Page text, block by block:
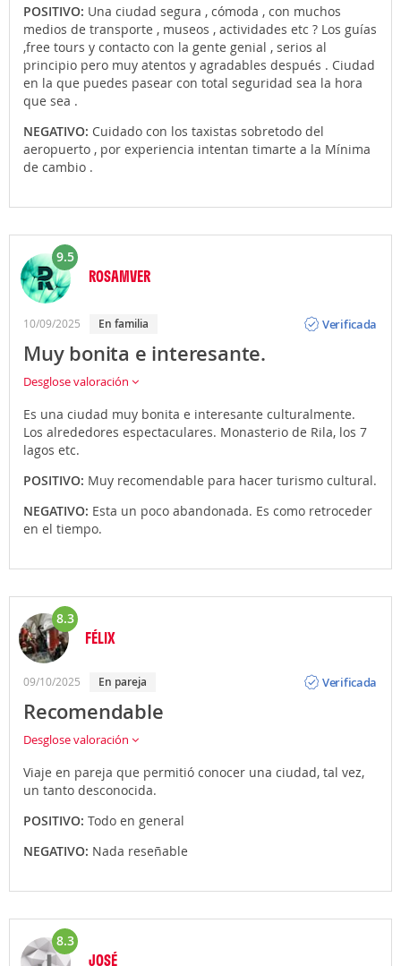
POSITIVO: Una ciudad segura , cómoda , con muchos
medios de transporte , museos , actividades etc ? Los guías
,free tours y contacto con la gente genial , serios al
principio pero muy atentos y agradables después . Ciudad
en la que puedes pasear con total seguridad sea la hora
que sea .
NEGATIVO: Cuidado con los taxistas sobretodo del
aeropuerto , por experiencia intentan timarte a la Mínima
de cambio .
9.5
ROSAMVER
10/09/2025 En familia
Verificada
Muy bonita e interesante.
Desglose valoración
Es una ciudad muy bonita e interesante culturalmente.
Los alrededores espectaculares. Monasterio de Rila, los 7
lagos etc.
POSITIVO: Muy recomendable para hacer turismo cultural.
NEGATIVO: Esta un poco abandonada. Es como retroceder
en el tiempo.
8.3
FÉLIX
09/10/2025 En pareja
Verificada
Recomendable
Desglose valoración
Viaje en pareja que permitió conocer una ciudad, tal vez,
un tanto desconocida.
POSITIVO: Todo en general
NEGATIVO: Nada reseñable
8.3
JOSÉ